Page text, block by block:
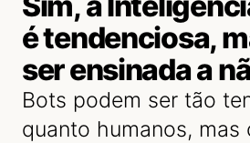
é tendenciosa,
ser ensinada a
Bots podem ser tão
quanto humanos, mas